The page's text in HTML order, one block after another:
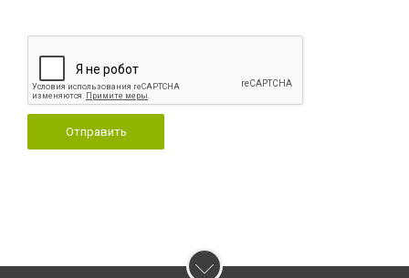
Отправить